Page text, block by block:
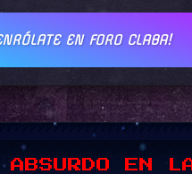
EN FORO CLABA!